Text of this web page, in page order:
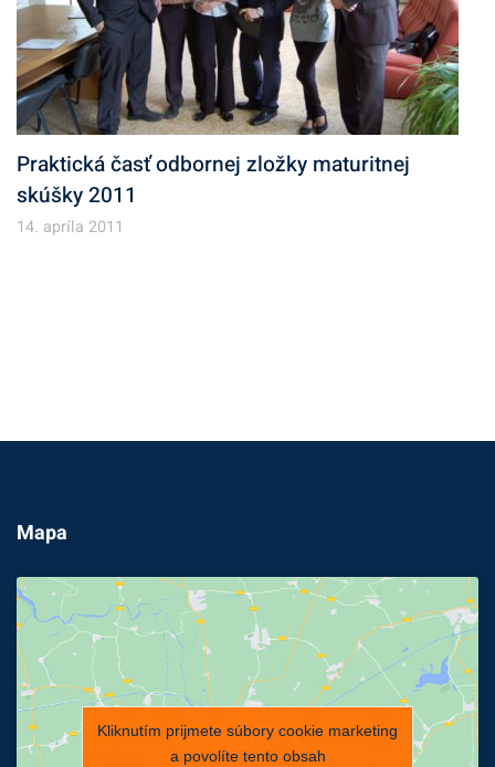
Praktická časť odbornej zložky maturitnej
skúšky 2011
14. apríla 2011
Mapa
Kliknutím prijmete súbory cookie marketing
a povolíte tento obsah